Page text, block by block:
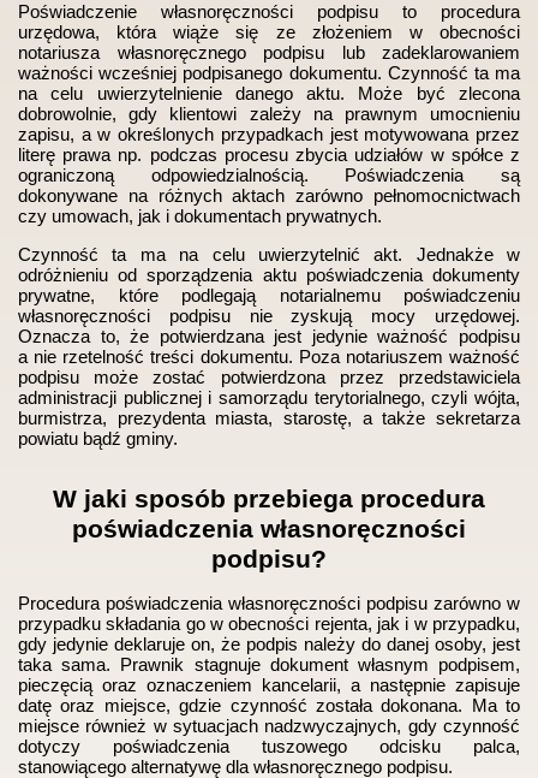
Poświadczenie własnoręczności podpisu to procedura
urzędowa, która wiąże się ze złożeniem w obecności
notariusza własnoręcznego podpisu lub zadeklarowaniem
ważności wcześniej podpisanego dokumentu. Czynność ta ma
na celu uwierzytelnienie danego aktu. Może być zlecona
dobrowolnie, gdy klientowi zależy na prawnym umocnieniu
zapisu, a w określonych przypadkach jest motywowana przez
literę prawa np. podczas procesu zbycia udziałów w spółce z
ograniczoną odpowiedzialnością. Poświadczenia są
dokonywane na różnych aktach zarówno pełnomocnictwach
czy umowach, jak i dokumentach prywatnych.
Czynność ta ma na celu uwierzytelnić akt. Jednakże w
odróżnieniu od sporządzenia aktu poświadczenia dokumenty
prywatne, które podlegają notarialnemu poświadczeniu
własnoręczności podpisu nie zyskują mocy urzędowej.
Oznacza to, że potwierdzana jest jedynie ważność podpisu
a nie rzetelność treści dokumentu. Poza notariuszem ważność
podpisu może zostać potwierdzona przez przedstawiciela
administracji publicznej i samorządu terytorialnego, czyli wójta,
burmistrza, prezydenta miasta, starostę, a także sekretarza
powiatu bądź gminy.
W jaki sposób przebiega procedura
poświadczenia własnoręczności
podpisu?
Procedura poświadczenia własnoręczności podpisu zarówno w
przypadku składania go w obecności rejenta, jak i w przypadku,
gdy jedynie deklaruje on, że podpis należy do danej osoby, jest
taka sama. Prawnik stagnuje dokument własnym podpisem,
pieczęcią oraz oznaczeniem kancelarii, a następnie zapisuje
datę oraz miejsce, gdzie czynność została dokonana. Ma to
miejsce również w sytuacjach nadzwyczajnych, gdy czynność
dotyczy poświadczenia tuszowego odcisku palca,
stanowiącego alternatywę dla własnoręcznego podpisu.